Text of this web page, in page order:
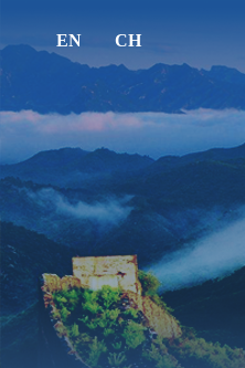
EN CH